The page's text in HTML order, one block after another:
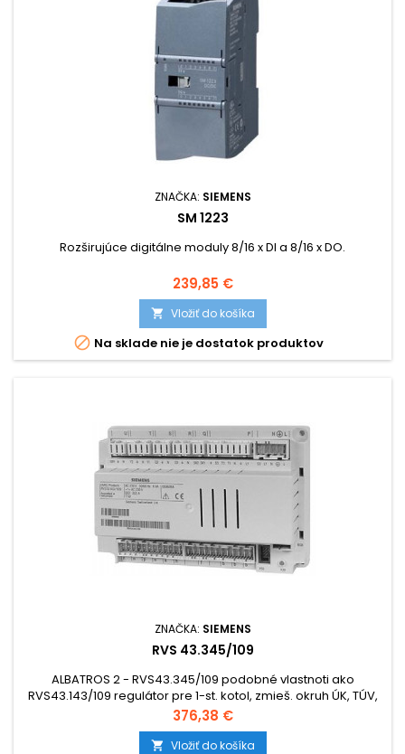
ZNAČKA: SIEMENS
SM 1223
Rozširujúce digitálne moduly 8/16 x DI a 8/16 x DO.
Cena
239,85 €
 Vložiť do košíka
 Na sklade nie je dostatok produktov
ZNAČKA: SIEMENS
RVS 43.345/109
ALBATROS 2 - RVS43.345/109 podobné vlastnoti ako
RVS43.143/109 regulátor pre 1-st. kotol, zmieš. okruh ÚK, TÚV,
LPB-zber., 1x MF výstup, so svorkovnicami + rozširujúce
moduly.
Cena
376,38 €
 Vložiť do košíka